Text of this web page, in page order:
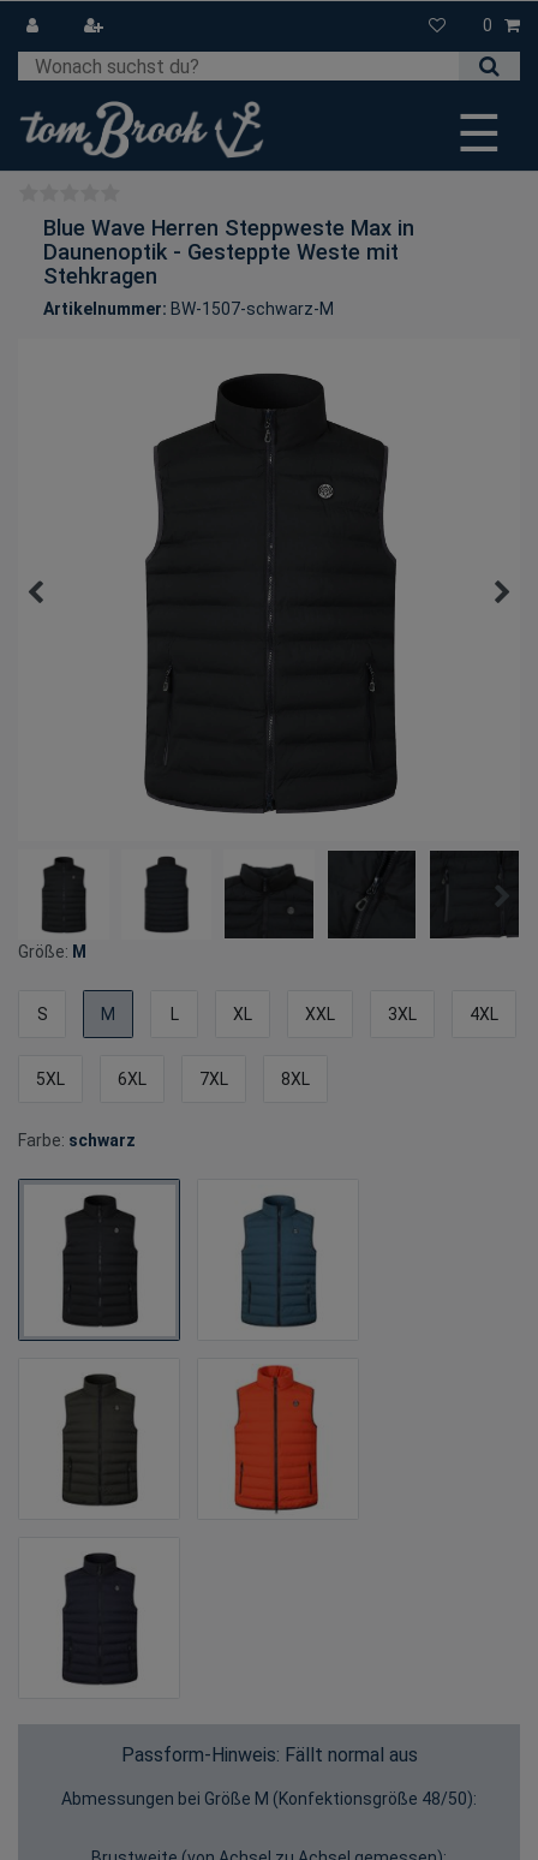
0
☰
Blue Wave Herren Steppweste Max in
Daunenoptik - Gesteppte Weste mit
Stehkragen
Artikelnummer: BW-1507-schwarz-M
Größe: M
S M XL XXL 3XL 4XL
5XL 6XL 7XL 8XL
Farbe: schwarz
Passform-Hinweis: Fällt normal aus
Abmessungen bei Größe M (Konfektionsgröße 48/50):